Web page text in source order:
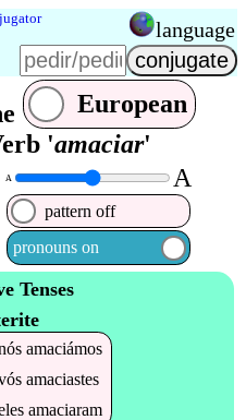
language
European
'amaciar'
A A
pattern off
pronouns on
Tenses
amaciámos
amaciastes
amaciaram